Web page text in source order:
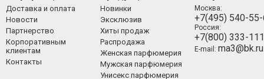
Доставка и оплата
Новости
Партнерство
Корпоративным
клиентам
Контакты
Новинки
Эксклюзив
Хиты продаж
Распродажа
Женская парфюмерия
Мужская парфюмерия
Унисекс парфюмерия
Москва:
+7(495) 540-
Россия:
+7(800) 333-
E-mail: ma3@bk.ru